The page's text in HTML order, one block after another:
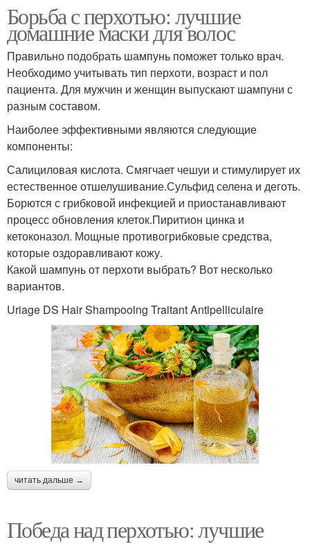
Борьба с перхотью: лучшие
домашние маски для волос
Правильно подобрать шампунь поможет только врач.
Необходимо учитывать тип перхоти, возраст и пол
пациента. Для мужчин и женщин выпускают шампуни с
разным составом.
Наиболее эффективными являются следующие
компоненты:
Салициловая кислота. Смягчает чешуи и стимулирует их
естественное отшелушивание.Сульфид селена и деготь.
Борются с грибковой инфекцией и приостанавливают
процесс обновления клеток.Пиритион цинка и
кетоконазол. Мощные противогрибковые средства,
которые оздоравливают кожу.
Какой шампунь от перхоти выбрать? Вот несколько
вариантов.
Uriage DS Hair Shampooing Traitant Antipelliculaire
читать дальше →
Победа над перхотью: лучшие